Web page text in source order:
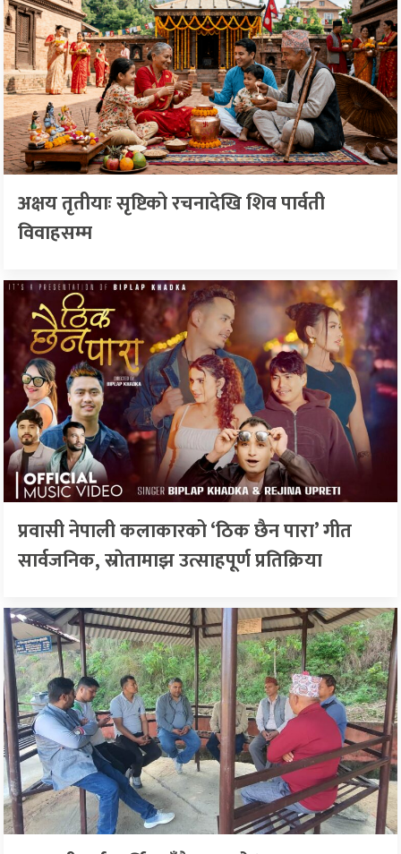
अक्षय तृतीयाः सृष्टिको रचनादेखि शिव पार्वती
विवाहसम्म
प्रवासी नेपाली कलाकारको ‘ठिक छैन पारा’ गीत
सार्वजनिक, स्राेतामाझ उत्साहपूर्ण प्रतिक्रिया